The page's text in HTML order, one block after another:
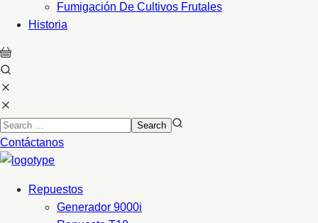
Fumigación De Cultivos Frutales
Historia
Contáctanos
Repuestos
Generador 9000i